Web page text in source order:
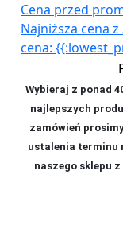
Cena przed
Najniższa cena
cena:
Wybieraj z ponad
najlepszych
zamówień
ustalenia
naszego sklepu